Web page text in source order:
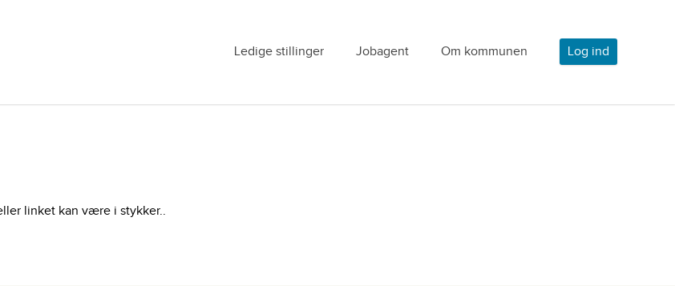
Ledige stillinger Jobagent Om kommunen Log ind
linket kan være i stykker..